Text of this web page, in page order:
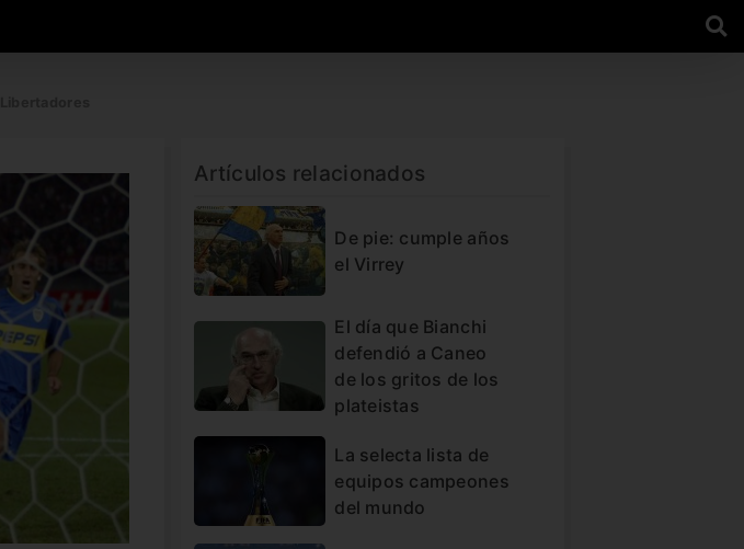
Artículos relacionados
De pie: cumple años
el Virrey
El día que Bianchi
defendió a Caneo
de los gritos de los
plateistas
La selecta lista de
equipos campeones
del mundo